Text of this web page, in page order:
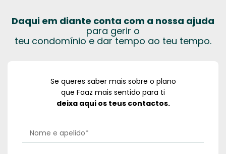
Daqui em diante conta com a nossa ajuda
para gerir o
teu condomínio e dar tempo ao teu tempo.
Se queres saber mais sobre o plano
que Faaz mais sentido para ti
deixa aqui os teus contactos.